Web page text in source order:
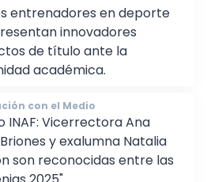
entrenadores en deporte
innovadores
de título ante la
con el Medio
INAF: Vicerrectora Ana
y exalumna Natalia
son reconocidas entre las